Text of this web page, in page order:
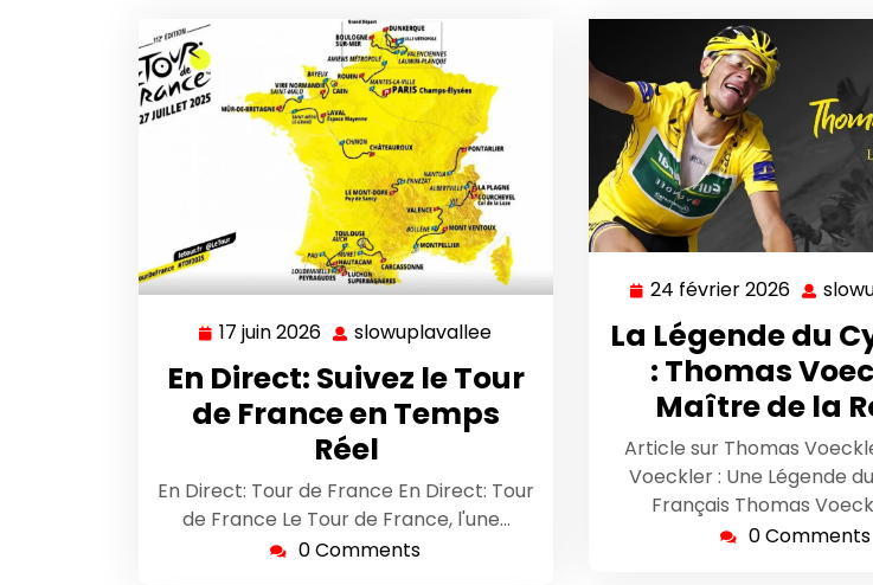
17 juin 2026 17
juin
2026
slowuplavallee slowuplavallee
En Direct: Suivez le Tour
de France en Temps
Réel
En Direct: Tour de France En Direct: Tour
de France Le Tour de France, l'une…
0 Comments
24 février 2026 24
février
2026
La Légende du
: Thomas
Maître de la
Article sur Thomas
Voeckler : Une Légende
Français Thomas
0 Comments